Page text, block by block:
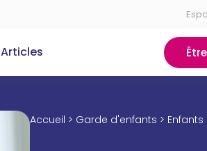
Articles
Accueil > Garde d'enfants >